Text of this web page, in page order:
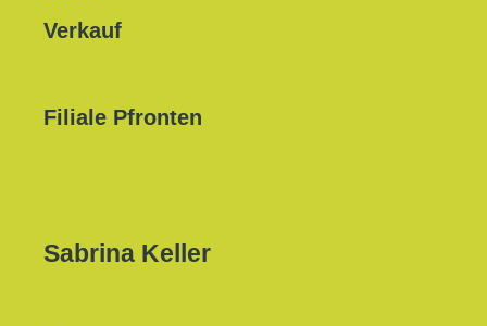
Verkauf
Filiale Pfronten
Sabrina Keller